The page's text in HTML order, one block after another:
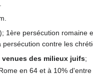
1ère persécution romaine
persécution contre les
des milieux juifs;
en 64 et à 10%